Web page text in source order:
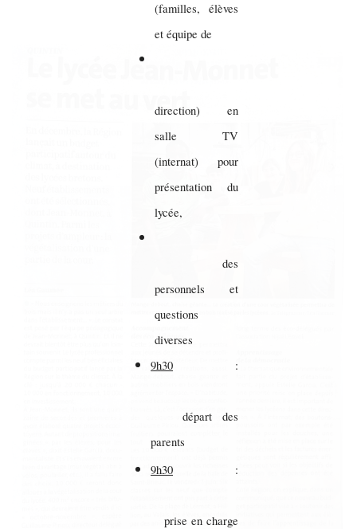
(familles, élèves
et équipe de
direction) en
salle TV
(internat) pour
présentation du
lycée,
des
personnels et
questions
diverses
9h30 :
départ des
parents
9h30 :
prise en charge